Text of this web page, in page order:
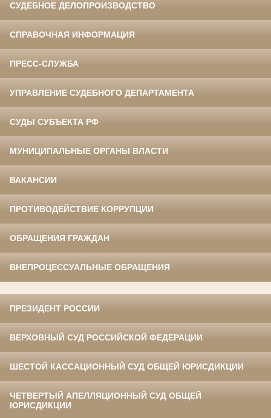
СУДЕБНОЕ ДЕЛОПРОИЗВОДСТВО
СПРАВОЧНАЯ ИНФОРМАЦИЯ
ПРЕСС-СЛУЖБА
УПРАВЛЕНИЕ СУДЕБНОГО ДЕПАРТАМЕНТА
СУДЫ СУБЪЕКТА РФ
МУНИЦИПАЛЬНЫЕ ОРГАНЫ ВЛАСТИ
ВАКАНСИИ
ПРОТИВОДЕЙСТВИЕ КОРРУПЦИИ
ОБРАЩЕНИЯ ГРАЖДАН
ВНЕПРОЦЕССУАЛЬНЫЕ ОБРАЩЕНИЯ
ПРЕЗИДЕНТ РОССИИ
ВЕРХОВНЫЙ СУД РОССИЙСКОЙ ФЕДЕРАЦИИ
ШЕСТОЙ КАССАЦИОННЫЙ СУД ОБЩЕЙ ЮРИСДИКЦИИ
ЧЕТВЕРТЫЙ АПЕЛЛЯЦИОННЫЙ СУД ОБЩЕЙ
ЮРИСДИКЦИИ